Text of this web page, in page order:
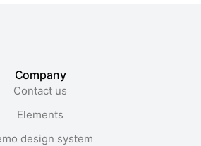
Company
Contact us
Elements
design system